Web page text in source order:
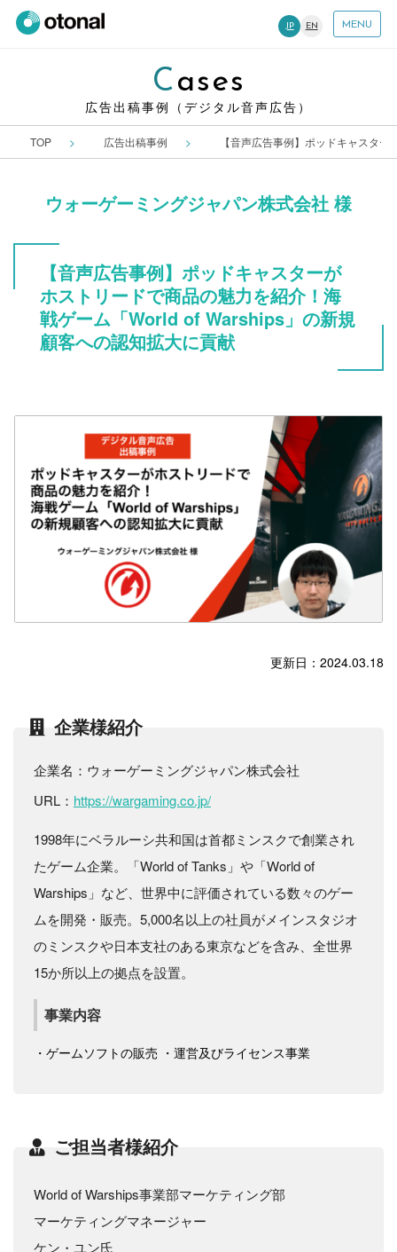
JP EN MENU
Cases
広告出稿事例（デジタル音声広告）
TOP 広告出稿事例 【音声広告事例】ポッドキャスタ
ウォーゲーミングジャパン株式会社 様
【音声広告事例】ポッドキャスターが
ホストリードで商品の魅力を紹介！海
戦ゲーム「World of Warships」の新規
顧客への認知拡大に貢献
更新日：2024.03.18
企業様紹介
企業名：ウォーゲーミングジャパン株式会社
URL： https://wargaming.co.jp/
1998年にベラルーシ共和国は首都ミンスクで創業され
たゲーム企業。「World of Tanks」や「World of
Warships」など、世界中に評価されている数々のゲー
ムを開発・販売。5,000名以上の社員がメインスタジオ
のミンスクや日本支社のある東京などを含み、全世界
15か所以上の拠点を設置。
事業内容
・ゲームソフトの販売 ・運営及びライセンス事業
ご担当者様紹介
World of Warships事業部マーケティング部
マーケティングマネージャー
ケン・ユン氏